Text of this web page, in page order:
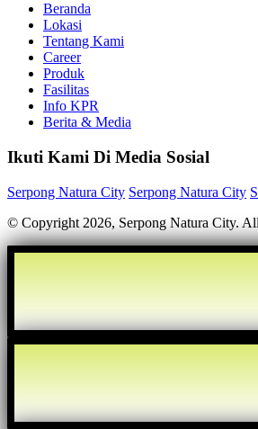
Beranda
Lokasi
Tentang Kami
Career
Produk
Fasilitas
Info KPR
Berita & Media
Ikuti Kami Di Media Sosial
Serpong Natura City Serpong Natura City
© Copyright 2026, Serpong Natura City.